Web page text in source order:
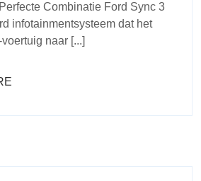
Combinatie Ford Sync 3
infotainmentsysteem dat het
naar [...]